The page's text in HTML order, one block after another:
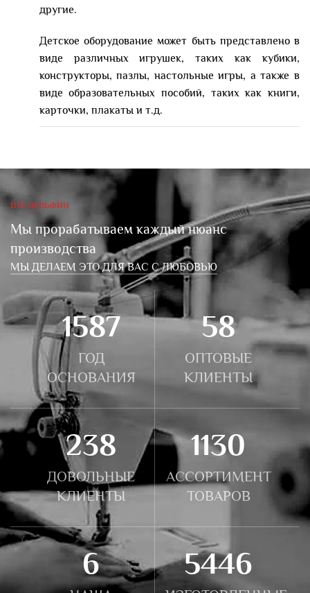
другие.
Детское оборудование может быть представлено в
виде различных игрушек, таких как кубики,
конструкторы, пазлы, настольные игры, а также в
виде образовательных пособий, таких как книги,
карточки, плакаты и т.д.
ПТК ДЕЛЬФИН
Мы прорабатываем каждый нюанс
производства
МЫ ДЕЛАЕМ ЭТО ДЛЯ ВАС С ЛЮБОВЬЮ
1831
ГОД
ОСНОВАНИЯ
67
ОПТОВЫЕ
КЛИЕНТЫ
284
ДОВОЛЬНЫЕ
КЛИЕНТЫ
1346
АССОРТИМЕНТ
ТОВАРОВ
7 6492